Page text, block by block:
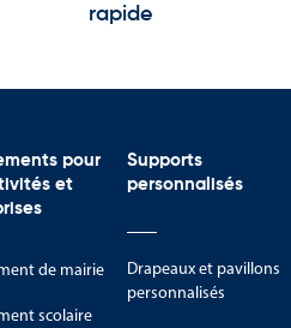
extérieures exposées.
ou fluviales
sa lisibilité optimale, le
essentiel pour assurer la
rapide
pour
et
de mairie
scolaire
Supports
personnalisés
Drapeaux et pavillons
personnalisés